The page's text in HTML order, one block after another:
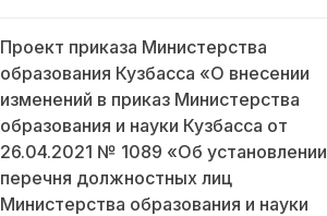
Проект приказа Министерства
образования Кузбасса «О внесении
изменений в приказ Министерства
образования и науки Кузбасса от
26.04.2021 № 1089 «Об установлении
перечня должностных лиц
Министерства образования и науки